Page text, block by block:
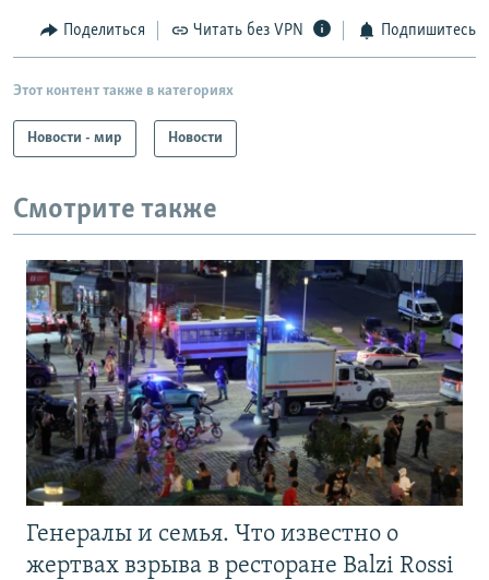
Поделиться Читать без VPN Подпишитесь
Этот контент также в категориях
Новости - мир Новости
Смотрите также
Генералы и семья. Что известно о
жертвах взрыва в ресторане Balzi Rossi